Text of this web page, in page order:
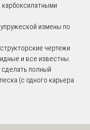
карбоксилатными
измены по
чертежи
и все известны.
полный
(с одного карьера